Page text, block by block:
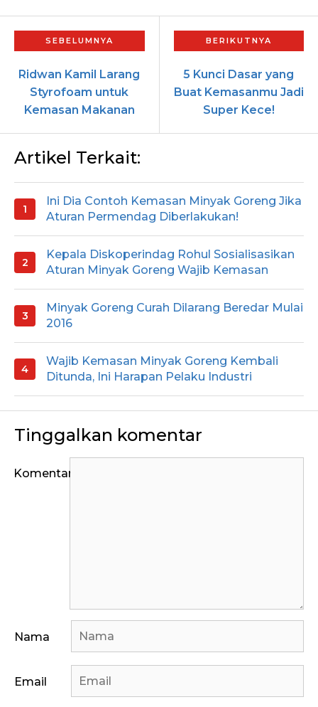
Ridwan Kamil Larang
Styrofoam untuk
Kemasan Makanan
5 Kunci Dasar yang
Buat Kemasanmu Jadi
Super Kece!
Artikel Terkait:
Ini Dia Contoh Kemasan Minyak Goreng Jika
Aturan Permendag Diberlakukan!
Kepala Diskoperindag Rohul Sosialisasikan
Aturan Minyak Goreng Wajib Kemasan
Minyak Goreng Curah Dilarang Beredar Mulai
2016
Wajib Kemasan Minyak Goreng Kembali
Ditunda, Ini Harapan Pelaku Industri
Tinggalkan komentar
Komentar
Nama
Email